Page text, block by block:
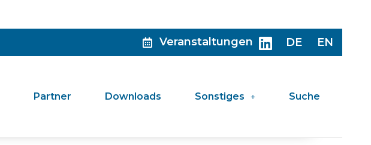
Veranstaltungen DE EN
Partner Downloads Sonstiges Suche